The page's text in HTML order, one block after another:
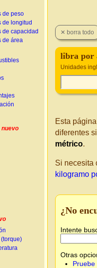
de peso
de longitud
de capacidad
de área
nuevo
(torque)
libra por
Unidades
Esta
diferentes
métrico.
Si necesita
kilogramo
¿No
Intente
Otras